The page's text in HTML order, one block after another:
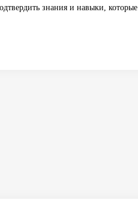
знания и навыки, которые